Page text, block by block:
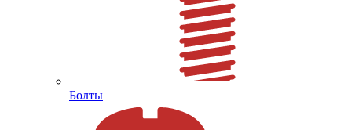
Болты